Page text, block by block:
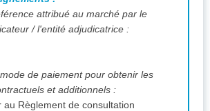
attribué au marché par le
/ l'entité adjudicatrice :
de paiement pour obtenir les
et additionnels :
au Règlement de consultation